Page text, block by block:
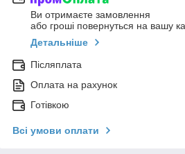
Ви отримаєте замовлення
або гроші повернуться на вашу
Детальніше
Післяплата
Оплата на рахунок
Готівкою
Всі умови оплати